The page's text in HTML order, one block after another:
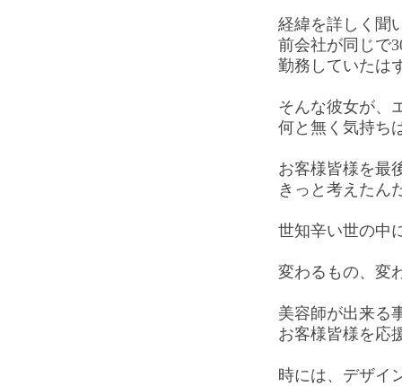
経緯を詳しく聞
前会社が同じで
勤務していたは
そんな彼女が、
何と無く気持ち
お客様皆様を最
きっと考えたん
世知辛い世の中
変わるもの、変
美容師が出来る
お客様皆様を応
時には、デザ